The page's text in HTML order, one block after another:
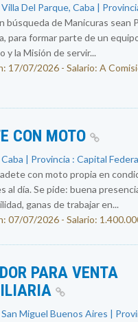
Del Parque, Caba |
búsqueda de Manicuras sean
para formar parte de un
y la Misión de servir...
17/07/2026 - Salario: A
CON MOTO
| Provincia : Capital
con moto propia en
al día. Se pide: buena
ganas de trabajar en...
07/07/2026 - Salario:
PARA VENTA
Miguel Buenos Aires |